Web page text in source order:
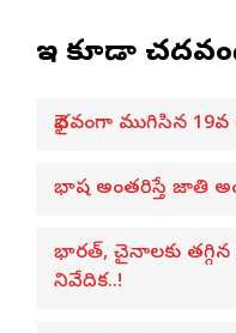
ఇవి కూడా
వైభవంగా ముగిసిన
భాష అంతరిస్తే జాతి
భారత్, చైనాలకు
నివేదిక..!